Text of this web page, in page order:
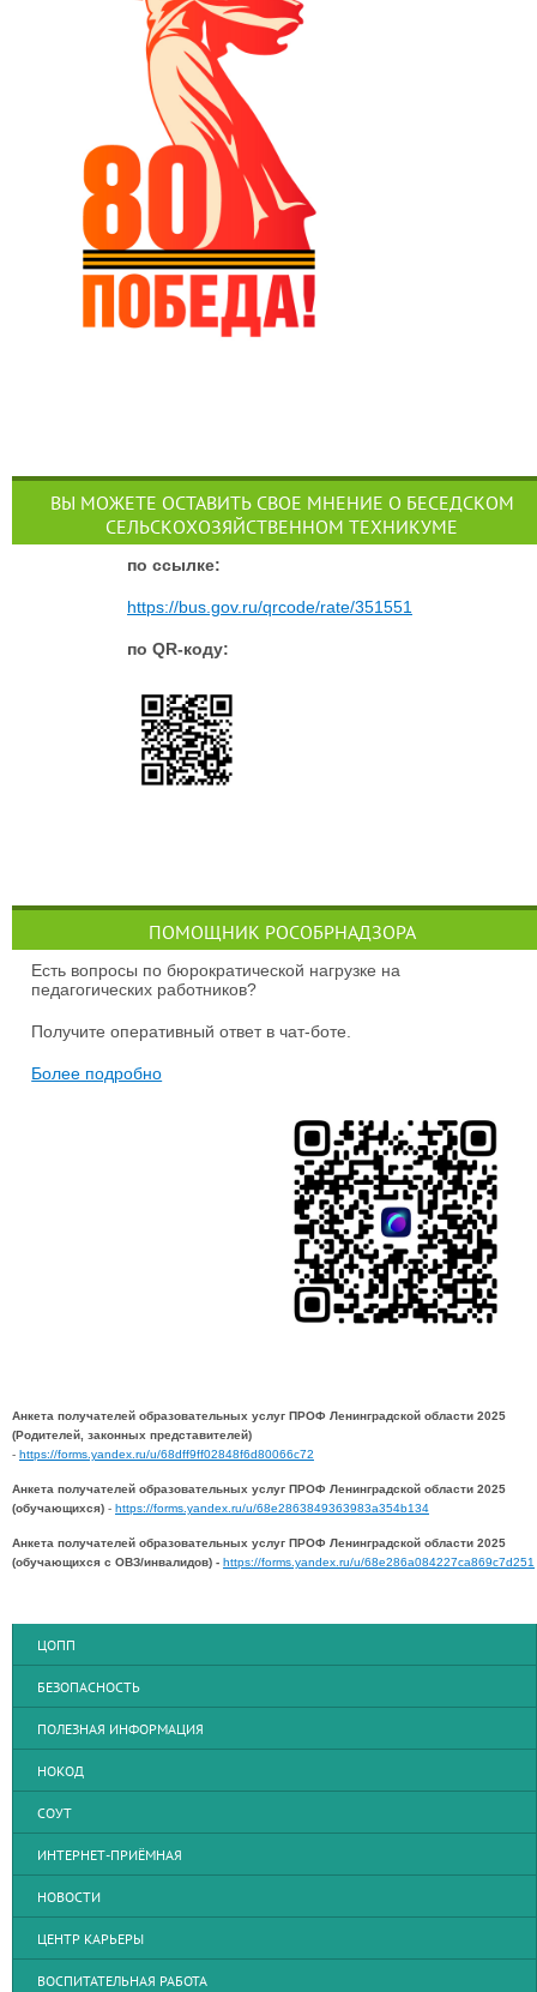
ВЫ МОЖЕТЕ ОСТАВИТЬ СВОЕ МНЕНИЕ О БЕСЕДСКОМ
СЕЛЬСКОХОЗЯЙСТВЕННОМ ТЕХНИКУМЕ
по ссылке:
https://bus.gov.ru/qrcode/rate/351551
по QR-коду:
ПОМОЩНИК РОСОБРНАДЗОРА
Есть вопросы по бюрократической нагрузке на
педагогических работников?
Получите оперативный ответ в чат-боте.
Более подробно
Анкета получателей образовательных услуг ПРОФ Ленинградской области 2025
(Родителей, законных представителей)
- https://forms.yandex.ru/u/68dff9ff02848f6d80066c72
Анкета получателей образовательных услуг ПРОФ Ленинградской области 2025
(обучающихся) - https://forms.yandex.ru/u/68e2863849363983a354b134
Анкета получателей образовательных услуг ПРОФ Ленинградской области 2025
(обучающихся с ОВЗ/инвалидов) - https://forms.yandex.ru/u/68e286a084227ca869c7d251
ЦОПП
БЕЗОПАСНОСТЬ
ПОЛЕЗНАЯ ИНФОРМАЦИЯ
НОКОД
СОУТ
ИНТЕРНЕТ-ПРИЁМНАЯ
НОВОСТИ
ЦЕНТР КАРЬЕРЫ
ВОСПИТАТЕЛЬНАЯ РАБОТА